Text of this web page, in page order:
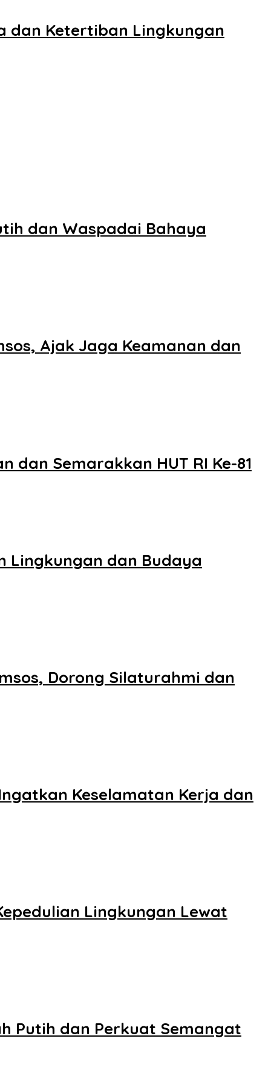
dan Ketertiban Lingkungan
dan Waspadai Bahaya
Ajak Jaga Keamanan dan
Semarakkan HUT RI Ke-81
Lingkungan dan Budaya
Dorong Silaturahmi dan
Keselamatan Kerja dan
Lingkungan Lewat
Putih dan Perkuat Semangat